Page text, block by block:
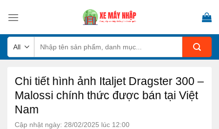
kiếm:
Chi tiết hình ảnh Italjet Dragster 300 –
Malossi chính thức được bán tại Việt
Nam
Cập nhật ngày: 28/02/2025 lúc 12:00